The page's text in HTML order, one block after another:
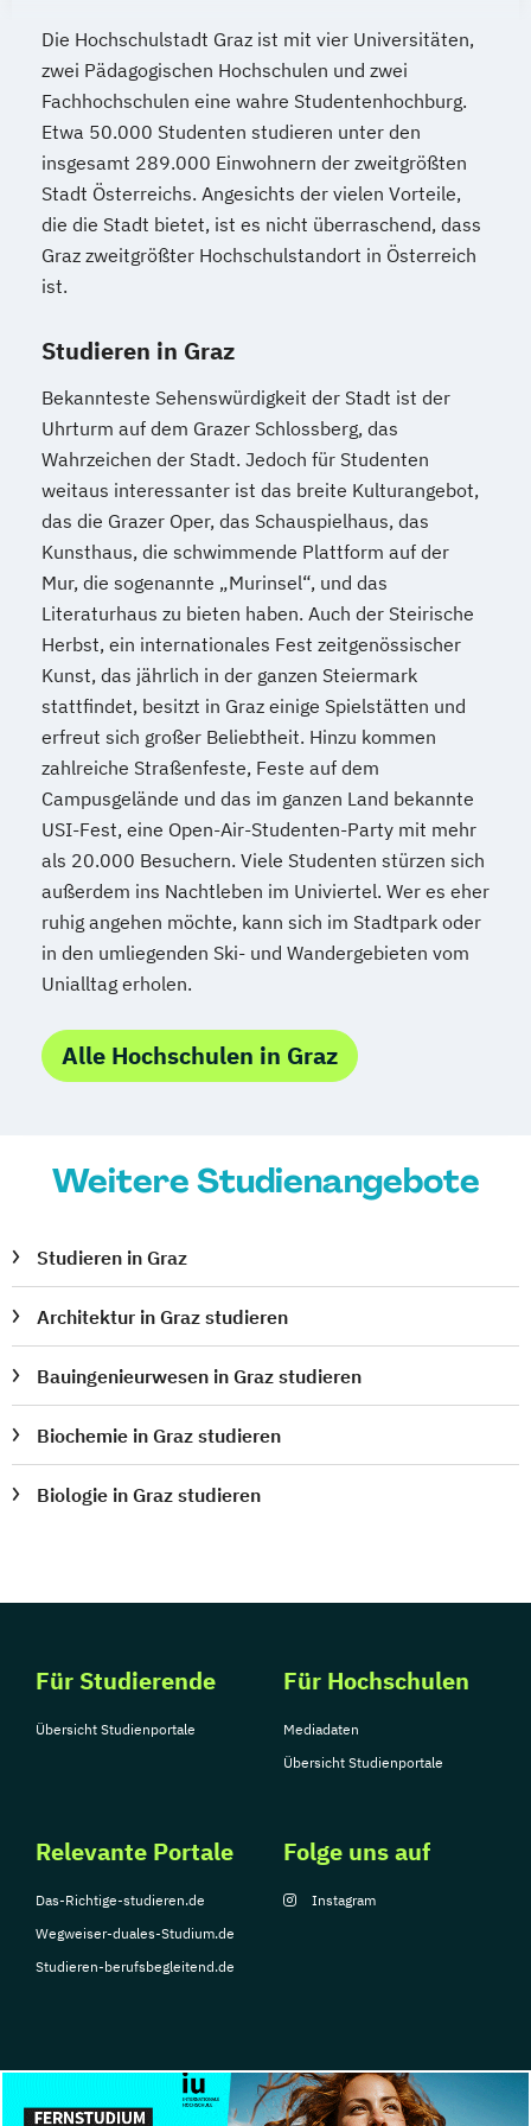
Mediendesign Medieninformatik
Medienmanagement
Medizinische Informatik Medizintechnik
Modemanagement
Nachhaltiges Management New Work
Online Marketing
Online Marketing (DE/EN)
Personalentwicklung
Pflegemanagement
Physiotherapie
Product Management (DE/EN)
Produktdesign
Projektmanagement (DE/EN)
Psychologie Public Health
Public Management
Public Management für
Public Relations und Kommunikation
Pädagogik
Pädagogik
Bildungsberatung und Leitung
Robotics (DE/EN) Social Media
Software Engineering (EN)
Softwareentwicklung (DE/EN)
Soziale Arbeit
Soziale Arbeit Schwerpunkt Kinder und
Jugendliche
Sozialmanagement
Sozialpädagogik und Inklusion
Sportmanagement
Supply Chain Management
Wirtschaftsingenieurwesen
Wirtschaftspsychologie (DE/EN)
Wirtschaftsrecht Ökonom/in
Die Hochschulstadt Graz ist mit vier Universitäten,
zwei Pädagogischen Hochschulen und zwei
Fachhochschulen eine wahre Studentenhochburg.
Etwa 50.000 Studenten studieren unter den
insgesamt 289.000 Einwohnern der zweitgrößten
Stadt Österreichs. Angesichts der vielen Vorteile,
die die Stadt bietet, ist es nicht überraschend, dass
Graz zweitgrößter Hochschulstandort in Österreich
ist.
Studieren in Graz
Bekannteste Sehenswürdigkeit der Stadt ist der
Uhrturm auf dem Grazer Schlossberg, das
Wahrzeichen der Stadt. Jedoch für Studenten
weitaus interessanter ist das breite Kulturangebot,
das die Grazer Oper, das Schauspielhaus, das
Kunsthaus, die schwimmende Plattform auf der
Mur, die sogenannte „Murinsel“, und das
Literaturhaus zu bieten haben. Auch der Steirische
Herbst, ein internationales Fest zeitgenössischer
Kunst, das jährlich in der ganzen Steiermark
stattfindet, besitzt in Graz einige Spielstätten und
erfreut sich großer Beliebtheit. Hinzu kommen
zahlreiche Straßenfeste, Feste auf dem
Campusgelände und das im ganzen Land bekannte
USI-Fest, eine Open-Air-Studenten-Party mit mehr
als 20.000 Besuchern. Viele Studenten stürzen sich
außerdem ins Nachtleben im Univiertel. Wer es eher
ruhig angehen möchte, kann sich im Stadtpark oder
in den umliegenden Ski- und Wandergebieten vom
Unialltag erholen.
Alle Hochschulen in Graz
Weitere Studienangebote
Studieren in Graz
Architektur in Graz studieren
Bauingenieurwesen in Graz studieren
Biochemie in Graz studieren
Biologie in Graz studieren
Für Studierende
Übersicht Studienportale
Für Hochschulen
Mediadaten
Übersicht Studienportale
Relevante Portale
Das-Richtige-studieren.de
Wegweiser-duales-Studium.de
Studieren-berufsbegleitend.de
Folge uns auf
Instagram
© Copyright 2026, TarGroup Media GmbH